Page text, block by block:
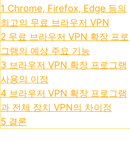
1 Chrome, Firefox, Edge 등의
최고의 무료 브라우저 VPN
2 무료 브라우저 VPN 확장 프로
그램의 예상 주요 기능
3 브라우저 VPN 확장 프로그램
사용의 이점
4 브라우저 VPN 확장 프로그램
과 전체 장치 VPN의 차이점
5 결론